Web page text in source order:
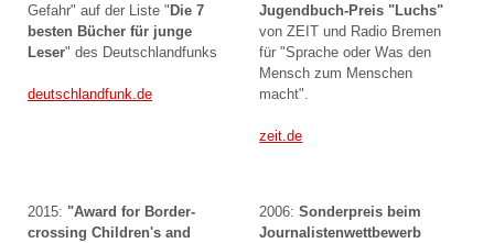
Gefahr" auf der Liste " Die 7
besten Bücher für junge
Leser" des Deutschlandfunks
deutschlandfunk.de
Jugendbuch-Preis "Luchs"
von ZEIT und Radio Bremen
für "Sprache oder Was den
Mensch zum Menschen
macht".
zeit.de
2015: "Award for Border-
crossing Children's and
2006:Sonderpreis beim
Journalistenwettbewerb